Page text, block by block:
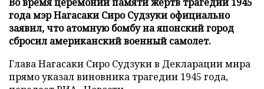
года мэр Нагасаки Сиро Судзуки официально
заявил, что атомную бомбу на японский город
сбросил американский военный самолет.
Глава Нагасаки Сиро Судзуки в Декларации мира
прямо указал виновника трагедии 1945 года,